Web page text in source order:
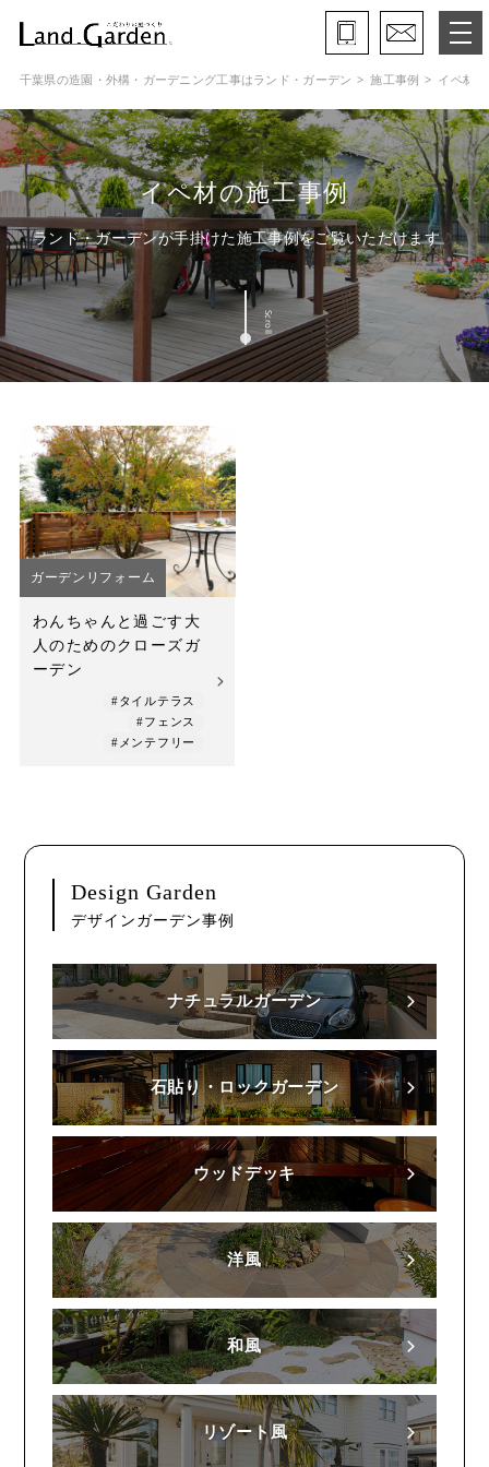
ランド・ガーデンとは
モデルガーデン
施工事例
保証と約束・ご理解いただきたい事
施工の流れ
よくある質問
会社概要
店舗案内
スタッフ紹介
プライバシーポリシー
サイトマップ
千葉県の造園・外構・ガーデニング工事はランド・ガーデン 施工事例 イペ材
イペ材の施工事例
ランド・ガーデンが手掛けた施工事例をご覧いただけます
Scroll
ガーデンリフォーム
わんちゃんと過ごす大
人のためのクローズガ
ーデン
#タイルテラス
#フェンス
#メンテフリー
Design Garden
デザインガーデン事例
ナチュラルガーデン
石貼り・ロックガーデン
ウッドデッキ
洋風
和風
リゾート風